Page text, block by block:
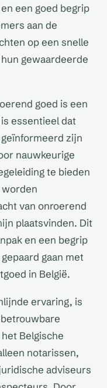
een goed begrip
aan de
op een snelle
gewaardeerde
goed is een
essentieel dat
zijn
nauwkeurige
te bieden
worden
van onroerend
plaatsvinden. Dit
en een begrip
gaan met
in België.
ervaring, is
Belgische
notarissen,
adviseurs